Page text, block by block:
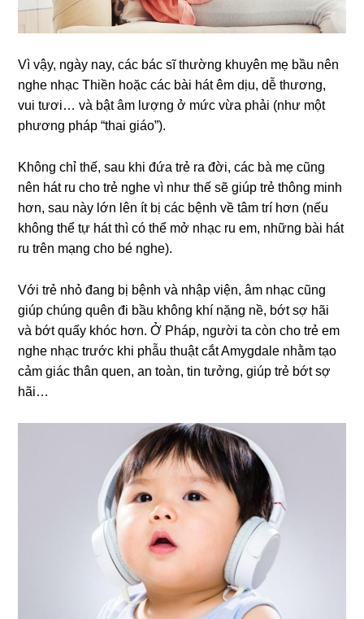
Vì vậy, ngày nay, các bác sĩ thường khuyên mẹ bầu nên
nghe nhạc Thiền hoặc các bài hát êm dịu, dễ thương,
vui tươi… và bật âm lượng ở mức vừa phải (như một
phương pháp “thai giáo”).
Không chỉ thế, sau khi đứa trẻ ra đời, các bà mẹ cũng
nên hát ru cho trẻ nghe vì như thế sẽ giúp trẻ thông minh
hơn, sau này lớn lên ít bị các bệnh về tâm trí hơn (nếu
không thể tự hát thì có thể mở nhạc ru em, những bài hát
ru trên mạng cho bé nghe).
Với trẻ nhỏ đang bị bệnh và nhập viện, âm nhạc cũng
giúp chúng quên đi bầu không khí nặng nề, bớt sợ hãi
và bớt quấy khóc hơn. Ở Pháp, người ta còn cho trẻ em
nghe nhạc trước khi phẫu thuật cắt Amygdale nhằm tạo
cảm giác thân quen, an toàn, tin tưởng, giúp trẻ bớt sợ
hãi…